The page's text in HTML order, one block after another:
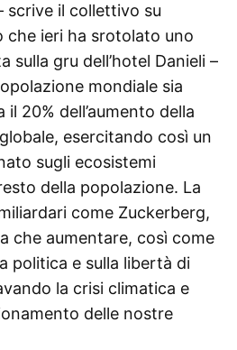
scrive il collettivo su
che ieri ha srotolato uno
sulla gru dell’hotel Danieli –
mondiale sia
20% dell’aumento della
esercitando così un
sugli ecosistemi
della popolazione. La
come Zuckerberg,
che aumentare, così come
politica e sulla libertà di
la crisi climatica e
delle nostre